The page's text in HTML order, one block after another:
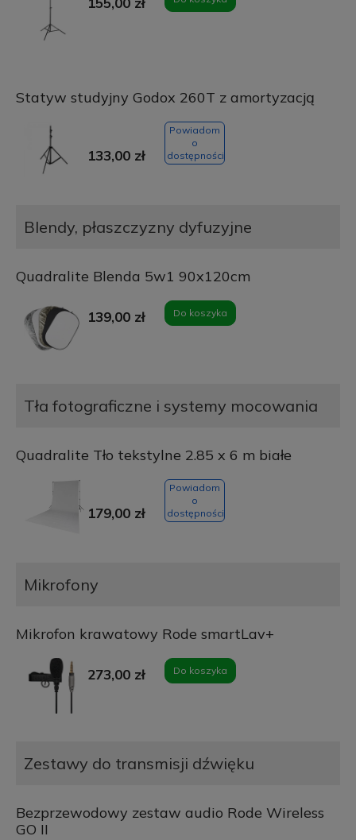
Statyw studyjny Godox 260T z amortyzacją
133,00 zł
Powiadom
o
dostępności
Blendy, płaszczyzny dyfuzyjne
Quadralite Blenda 5w1 90x120cm
139,00 zł Do koszyka
Tła fotograficzne i systemy mocowania
Quadralite Tło tekstylne 2.85 x 6 m białe
179,00 zł
Powiadom
o
dostępności
Mikrofony
Mikrofon krawatowy Rode smartLav+
273,00 zł Do koszyka
Zestawy do transmisji dźwięku
Bezprzewodowy zestaw audio Rode Wireless
GO II